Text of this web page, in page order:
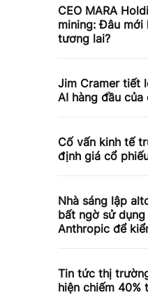
CEO MARA
mining: Đâu mới
tương lai?
Jim Cramer tiết
AI hàng đầu của
Cố vấn kinh tế
định giá cổ
Nhà sáng lập
bất ngờ sử
Anthropic để
Tin tức thị
hiện chiếm 40%